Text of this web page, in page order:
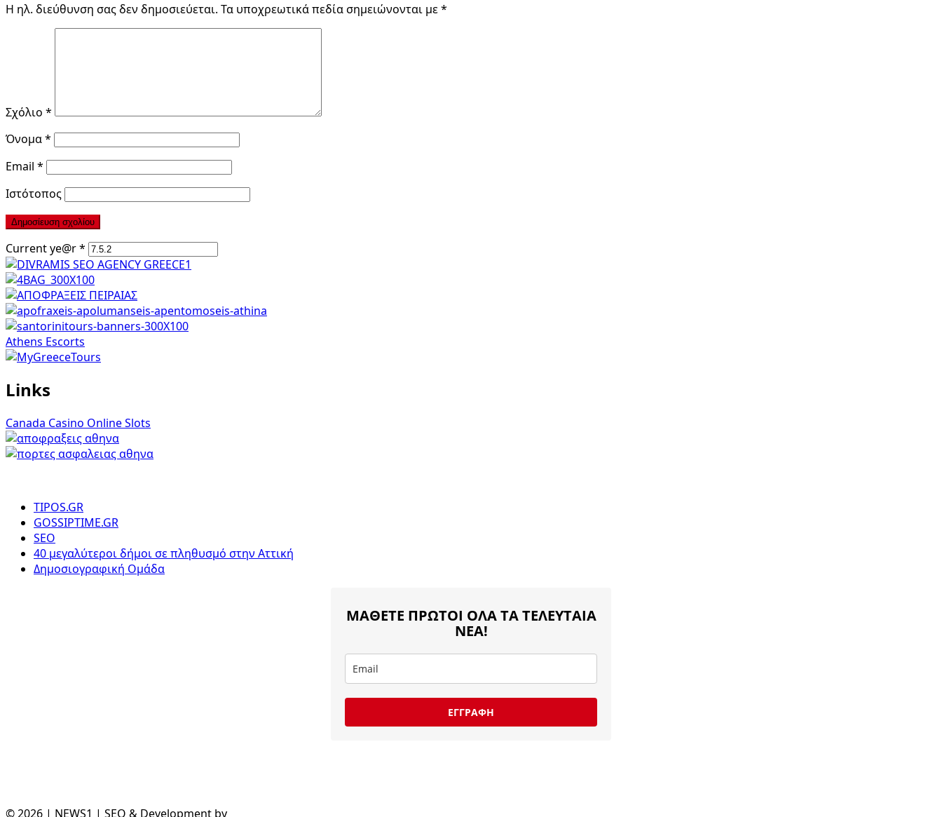
Η ηλ. διεύθυνση σας δεν δημοσιεύεται. Τα υποχρεωτικά πεδία σημειώνονται με*
Σχόλιο *
Όνομα*
Email *
Ιστότοπος
Current ye@r*
Athens Escorts
Links
Canada Casino Online Slots
TIPOS.GR
GOSSIPTIME.GR
SEO
40 μεγαλύτεροι δήμοι σε πληθυσμό στην Αττική
Δημοσιογραφική Ομάδα
ΜΑΘΕΤΕ ΠΡΩΤΟΙ ΟΛΑ ΤΑ ΤΕΛΕΥΤΑΙΑ
ΝΕΑ!
ΕΓΓΡΑΦΗ
© 2026 | NEWS1 | SEO & Development by